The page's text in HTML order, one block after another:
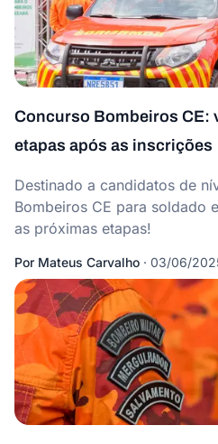
Concurso Bombeiros CE:
etapas após as inscrições
Destinado a candidatos de
Bombeiros CE para soldado
as próximas etapas!
Por Mateus Carvalho · 03/06/